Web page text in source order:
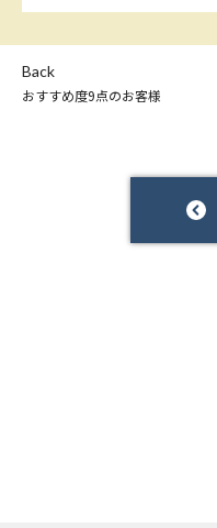
Back
おすすめ度9点のお客様